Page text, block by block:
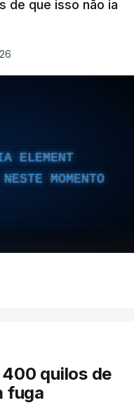
de que isso não ia
ELEMENT
MOMENTO
quilos de
fuga